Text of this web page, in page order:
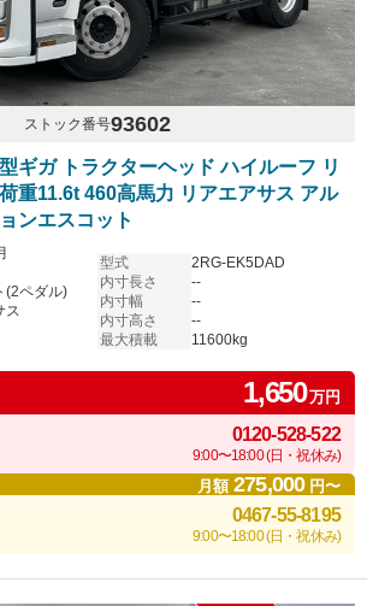
ストック番号93602
ギガ トラクターヘッド ハイルーフ リ
重11.6t 460高馬力 リアエアサス アル
ンエスコット
(2ペダル)
ス
型式
2RG-EK5DAD
内寸長さ
--
内寸幅
--
内寸高さ
--
最大積載
11600kg
1,650万円
0120-528-522
9:00〜18:00 (日・祝休み)
月額275,000円〜
0467-55-8195
9:00〜18:00 (日・祝休み)